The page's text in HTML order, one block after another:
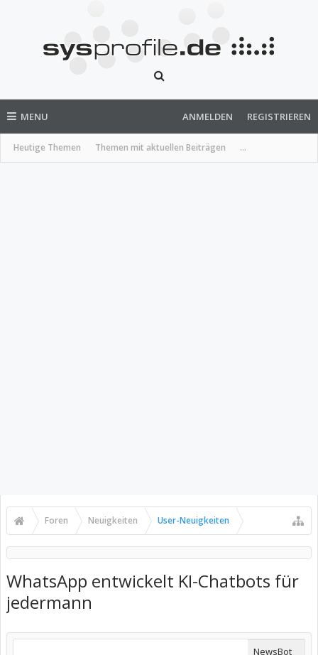
MENU
Heutige Themen Themen mit aktuellen Beiträgen ...
ANMELDEN REGISTRIEREN
Foren Neuigkeiten User-Neuigkeiten
WhatsApp entwickelt KI-Chatbots für
jedermann
NewsBot